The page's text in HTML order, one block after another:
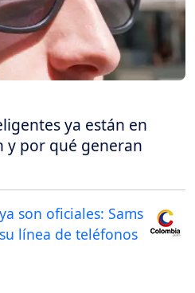
ya están en
y por qué generan